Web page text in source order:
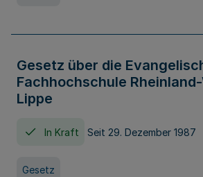
Gesetz über die
Fachhochschule
Lippe
In Kraft Seit 29. Dezember 1987
Gesetz